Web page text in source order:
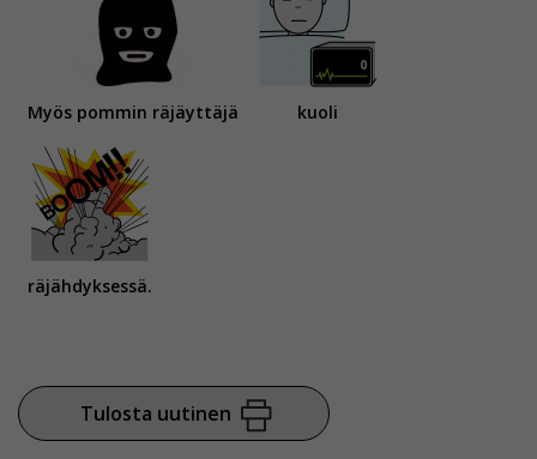
Myös pommin räjäyttäjä kuoli
räjähdyksessä.
Tulosta uutinen